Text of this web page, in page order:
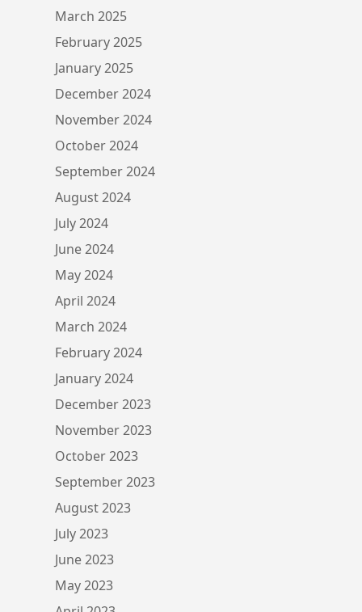
March 2025
February 2025
January 2025
December 2024
November 2024
October 2024
September 2024
August 2024
July 2024
June 2024
May 2024
April 2024
March 2024
February 2024
January 2024
December 2023
November 2023
October 2023
September 2023
August 2023
July 2023
June 2023
May 2023